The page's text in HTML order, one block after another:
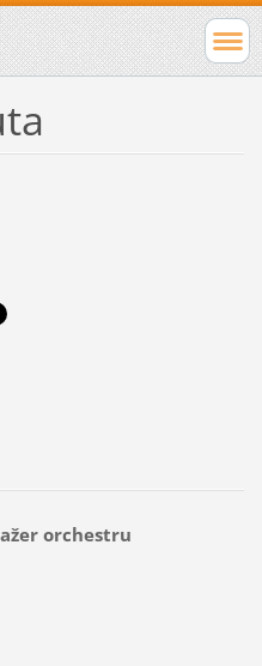
orchestru